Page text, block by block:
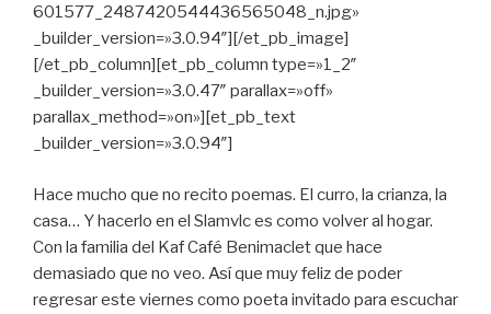
601577_2487420544436565048_n.jpg»
_builder_version=»3.0.94″][/et_pb_image]
[/et_pb_column][et_pb_column type=»1_2″
_builder_version=»3.0.47″ parallax=»off»
parallax_method=»on»][et_pb_text
_builder_version=»3.0.94″]
Hace mucho que no recito poemas. El curro, la crianza, la
casa… Y hacerlo en el Slamvlces como volver al hogar.
Con la familia del Kaf Café Benimacletque hace
demasiado que no veo. Así que muy feliz de poder
regresar este viernes como poeta invitado para escuchar